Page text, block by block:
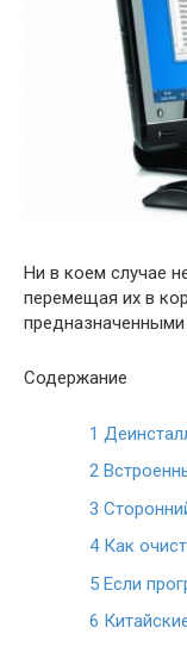
Ни в коем случае
перемещая их в
Содержание
1
2
3
4Как
5 Если
6